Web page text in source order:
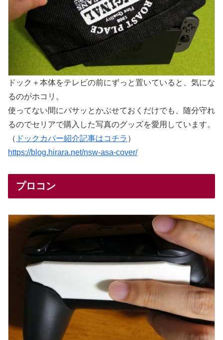
ドック＋本体をテレビの前にずっと置いていると、気にな
るのがホコリ。
使ってない間にバサッとかぶせておくだけでも、随分守れ
るのでセリアで購入した写真のグッズを愛用しています。
（ ドックカバー紹介記事はコチラ ）
https://blog.hirara.net/nsw-asa-cover/
プロコン